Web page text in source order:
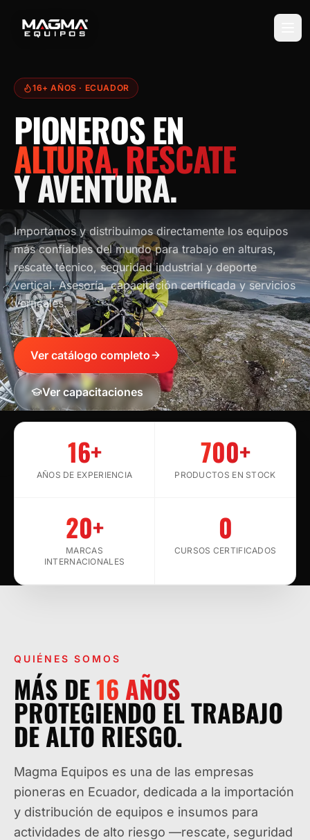
16+ AÑOS · ECUADOR
PIONEROS EN
ALTURA, RESCATE
Y AVENTURA.
Importamos y distribuimos directamente los equipos
más confiables del mundo para trabajo en alturas,
rescate técnico, seguridad industrial y deporte
vertical. Asesoría, capacitación certificada y servicios
verticales.
Ver catálogo completo
Ver capacitaciones
16+
AÑOS DE EXPERIENCIA
700+
PRODUCTOS EN STOCK
20+
MARCAS
INTERNACIONALES
0
CURSOS CERTIFICADOS
QUIÉNES SOMOS
MÁS DE16 AÑOS
PROTEGIENDO EL TRABAJO
DE ALTO RIESGO.
Magma Equipos es una de las empresas
pioneras en Ecuador, dedicada a la importación
y distribución de equipos e insumos para
actividades de alto riesgo —rescate, seguridad